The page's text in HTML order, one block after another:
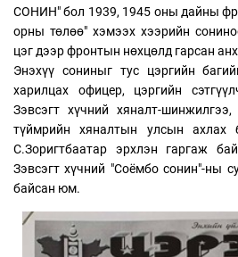
СОНИН" бол 1939, 1945 оны дайны
орны төлөө" хэмээх хээрийн
цэг дээр фронтын нөхцөлд гарсан
Энэхүү сониныг тус цэргийн
харилцах офицер, цэргийн
Зэвсэгт хүчний хяналт-
түймрийн хяналтын улсын ахлах
С.Зоригтбаатар эрхлэн гаргаж
Зэвсэгт хүчний "Соёмбо сонин"-ны
байсан юм.